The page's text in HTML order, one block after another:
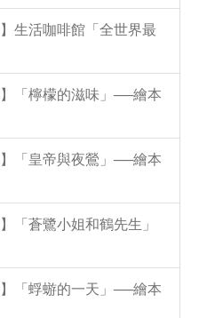
生活咖啡館「全世界最
「檸檬的滋味」──繪本
「皇帝與夜鶯」──繪本
「蒼鷺小姐和鶴先生」
「蜉蝣的一天」──繪本